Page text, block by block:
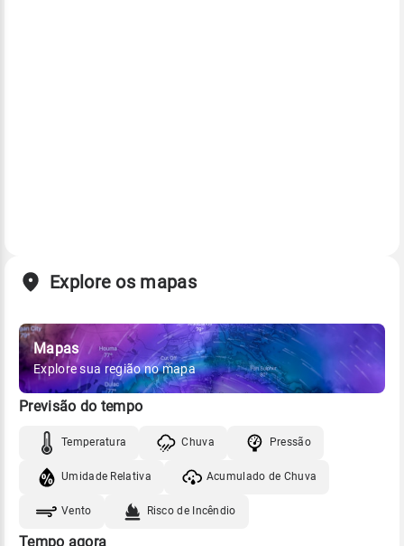
Explore os mapas
Mapas
Explore sua região no mapa
Previsão do tempo
Temperatura Chuva Pressão
Umidade Relativa Acumulado de Chuva
Vento Risco de Incêndio
Tempo agora